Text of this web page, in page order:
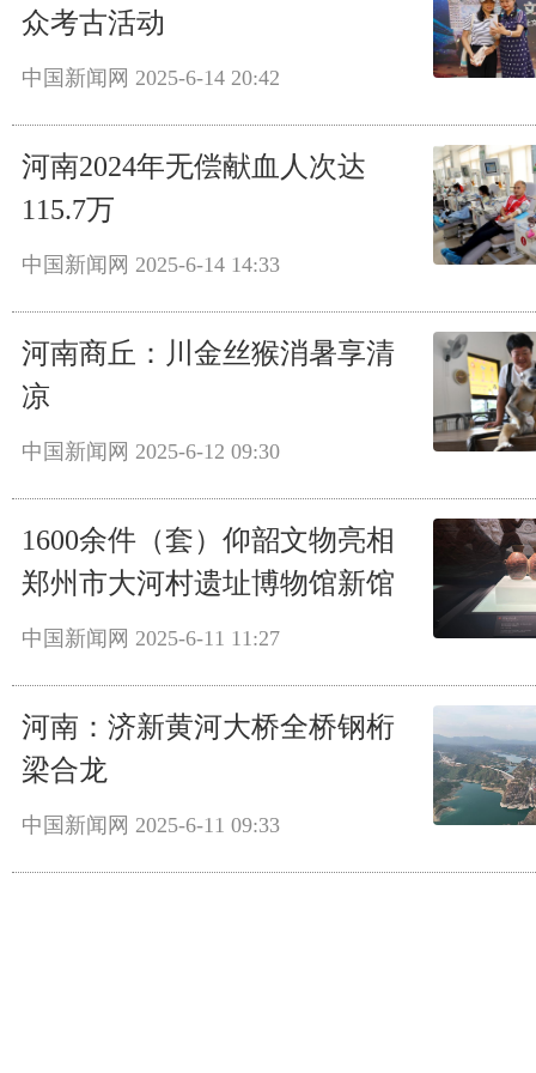
众考古活动
中国新闻网 2025-6-14 20:42
河南2024年无偿献血人次达
115.7万
中国新闻网 2025-6-14 14:33
河南商丘：川金丝猴消暑享清
凉
中国新闻网 2025-6-12 09:30
1600余件（套）仰韶文物亮相
郑州市大河村遗址博物馆新馆
中国新闻网 2025-6-11 11:27
河南：济新黄河大桥全桥钢桁
梁合龙
中国新闻网 2025-6-11 09:33